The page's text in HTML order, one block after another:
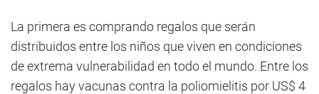
La primera es comprando regalos que serán
distribuidos entre los niños que viven en condiciones
de extrema vulnerabilidad en todo el mundo. Entre los
regalos hay vacunas contra la poliomielitis por US$ 4